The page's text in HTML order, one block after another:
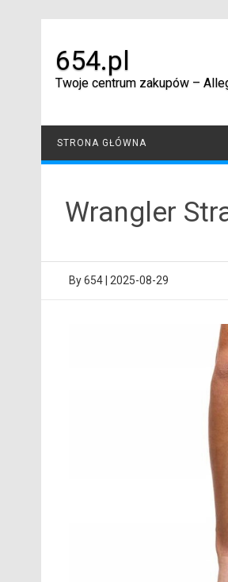
654.pl
Twoje centrum zakupów –
STRONA GŁÓWNA
Wrangler
By654 2025-08-29